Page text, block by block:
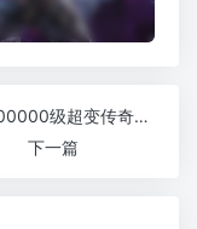
2100000000级超变传奇超速升级版本
下一篇